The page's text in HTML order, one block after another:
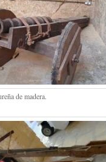
de madera.